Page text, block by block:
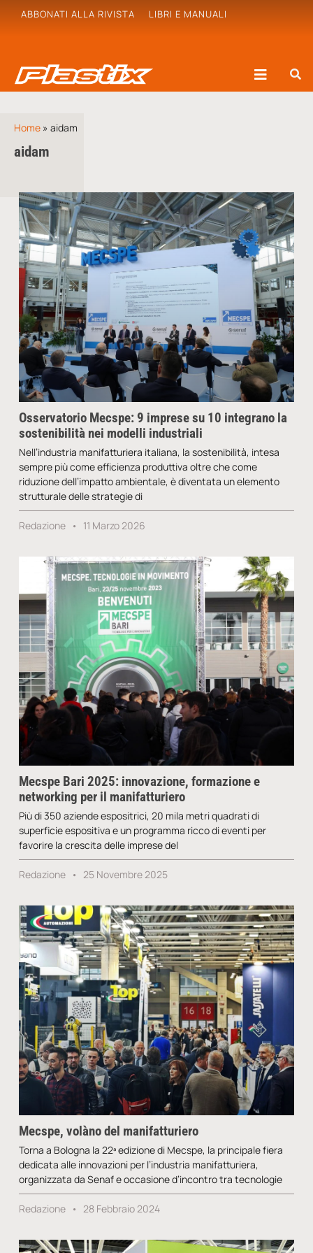
ABBONATI ALLA RIVISTA LIBRI E MANUALI
Home » aidam
aidam
Osservatorio Mecspe: 9 imprese su 10 integrano la
sostenibilità nei modelli industriali
Nell’industria manifatturiera italiana, la sostenibilità, intesa
sempre più come efficienza produttiva oltre che come
riduzione dell’impatto ambientale, è diventata un elemento
strutturale delle strategie di
Redazione 11 Marzo 2026
Mecspe Bari 2025: innovazione, formazione e
networking per il manifatturiero
Più di 350 aziende espositrici, 20 mila metri quadrati di
superficie espositiva e un programma ricco di eventi per
favorire la crescita delle imprese del
Redazione 25 Novembre 2025
Mecspe, volàno del manifatturiero
Torna a Bologna la 22ª edizione di Mecspe, la principale fiera
dedicata alle innovazioni per l’industria manifatturiera,
organizzata da Senaf e occasione d’incontro tra tecnologie
Redazione 28 Febbraio 2024